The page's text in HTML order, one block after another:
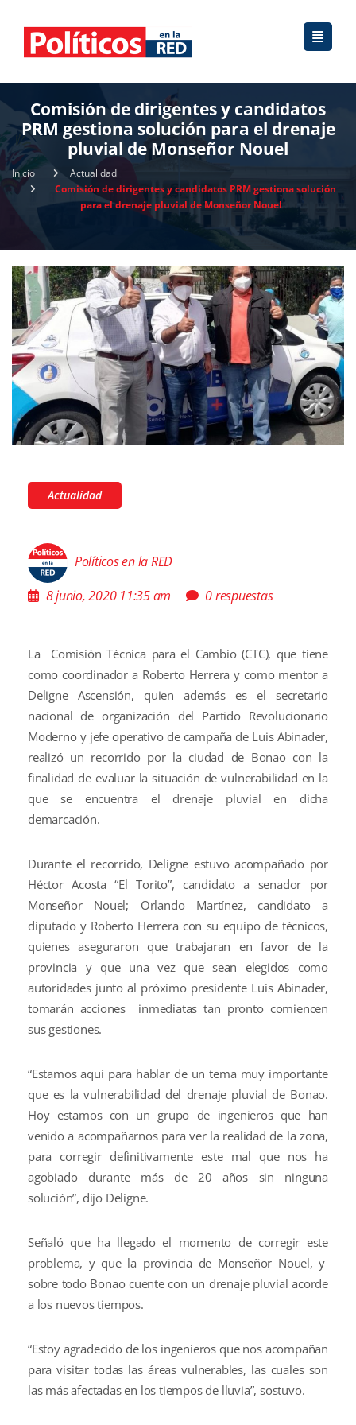
Comisión de dirigentes y candidatos
PRM gestiona solución para el drenaje
pluvial de Monseñor Nouel
Inicio
Actualidad
Comisión de dirigentes y candidatos PRM gestiona solución
para el drenaje pluvial de Monseñor Nouel
Actualidad
Políticos en la RED
8 junio, 2020 11:35 am
0 respuestas
La Comisión Técnica para el Cambio (CTC), que tiene
como coordinador a Roberto Herrera y como mentor a
Deligne Ascensión, quien además es el secretario
nacional de organización del Partido Revolucionario
Moderno y jefe operativo de campaña de Luis Abinader,
realizó un recorrido por la ciudad de Bonao con la
finalidad de evaluar la situación de vulnerabilidad en la
que se encuentra el drenaje pluvial en dicha
demarcación.
Durante el recorrido, Deligne estuvo acompañado por
Héctor Acosta “El Torito”, candidato a senador por
Monseñor Nouel; Orlando Martínez, candidato a
diputado y Roberto Herrera con su equipo de técnicos,
quienes aseguraron que trabajaran en favor de la
provincia y que una vez que sean elegidos como
autoridades junto al próximo presidente Luis Abinader,
tomarán acciones inmediatas tan pronto comiencen
sus gestiones.
“Estamos aquí para hablar de un tema muy importante
que es la vulnerabilidad del drenaje pluvial de Bonao.
Hoy estamos con un grupo de ingenieros que han
venido a acompañarnos para ver la realidad de la zona,
para corregir definitivamente este mal que nos ha
agobiado durante más de 20 años sin ninguna
solución”, dijo Deligne.
Señaló que ha llegado el momento de corregir este
problema, y que la provincia de Monseñor Nouel, y
sobre todo Bonao cuente con un drenaje pluvial acorde
a los nuevos tiempos.
“Estoy agradecido de los ingenieros que nos acompañan
para visitar todas las áreas vulnerables, las cuales son
las más afectadas en los tiempos de lluvia”, sostuvo.